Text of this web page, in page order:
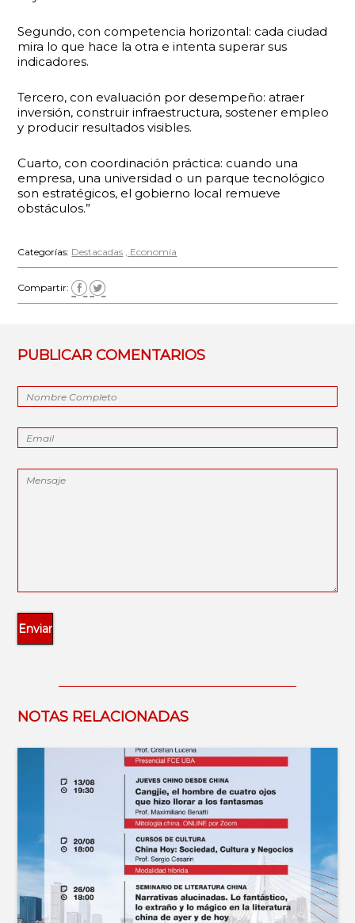
Segundo, con competencia horizontal: cada ciudad
mira lo que hace la otra e intenta superar sus
indicadores.
Tercero, con evaluación por desempeño: atraer
inversión, construir infraestructura, sostener empleo
y producir resultados visibles.
Cuarto, con coordinación práctica: cuando una
empresa, una universidad o un parque tecnológico
son estratégicos, el gobierno local remueve
obstáculos.”
Categorías: Destacadas Economía
Compartir:
PUBLICAR COMENTARIOS
NOTAS RELACIONADAS